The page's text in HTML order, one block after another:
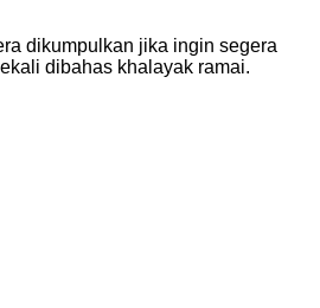
dikumpulkan jika ingin segera
dibahas khalayak ramai.